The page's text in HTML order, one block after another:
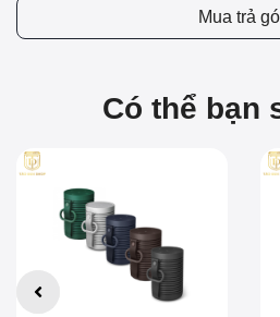
Mua trả
Có thể bạn